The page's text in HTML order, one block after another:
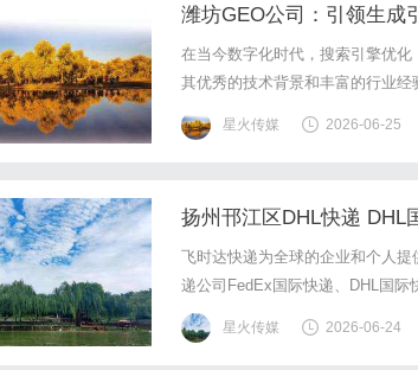
潍坊GEO公司：引领生成
在当今数字化时代，搜索引擎优
其优秀的技术背景和丰富的行业
略提升自身的线上曝光率和运营
星火传媒 2026-06-25
扬州邗江区DHL快递 DHL
飞时达快递为全球的企业和个人
递公司FedEx国际快递、DHL国际
海运水陆路业务。扬州邗江区作
城，更是现代物流业发展的重要
星火传媒 2026-06-24